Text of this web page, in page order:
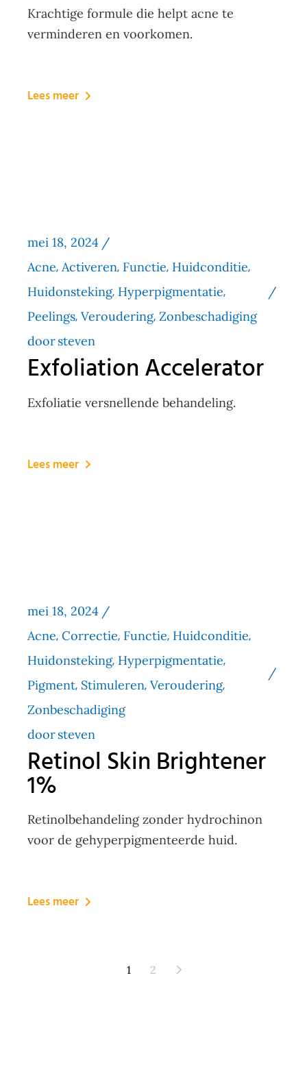
Krachtige formule die helpt acne te
verminderen en voorkomen.
Lees meer
mei 18, 2024
Acne Activeren Functie Huidconditie
Huidonsteking Hyperpigmentatie
Peelings Veroudering Zonbeschadiging
doorsteven
Exfoliation Accelerator
Exfoliatie versnellende behandeling.
Lees meer
mei 18, 2024
Acne Correctie Functie Huidconditie
Huidonsteking Hyperpigmentatie
Pigment Stimuleren Veroudering
Zonbeschadiging
doorsteven
Retinol Skin Brightener
1%
Retinolbehandeling zonder hydrochinon
voor de gehyperpigmenteerde huid.
Lees meer
1 2